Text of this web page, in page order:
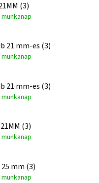
(3)
munkanap
21 mm-es (3)
munkanap
21 mm-es (3)
munkanap
(3)
munkanap
25 mm (3)
munkanap